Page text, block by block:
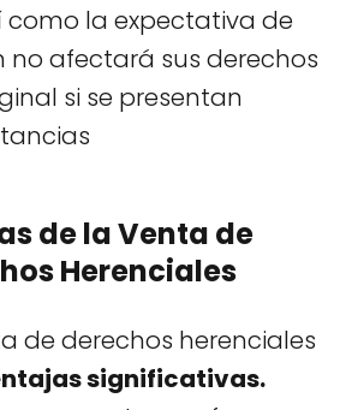
como la expectativa de
no afectará sus derechos
si se presentan
de la Venta de
Herenciales
de derechos herenciales
significativas.